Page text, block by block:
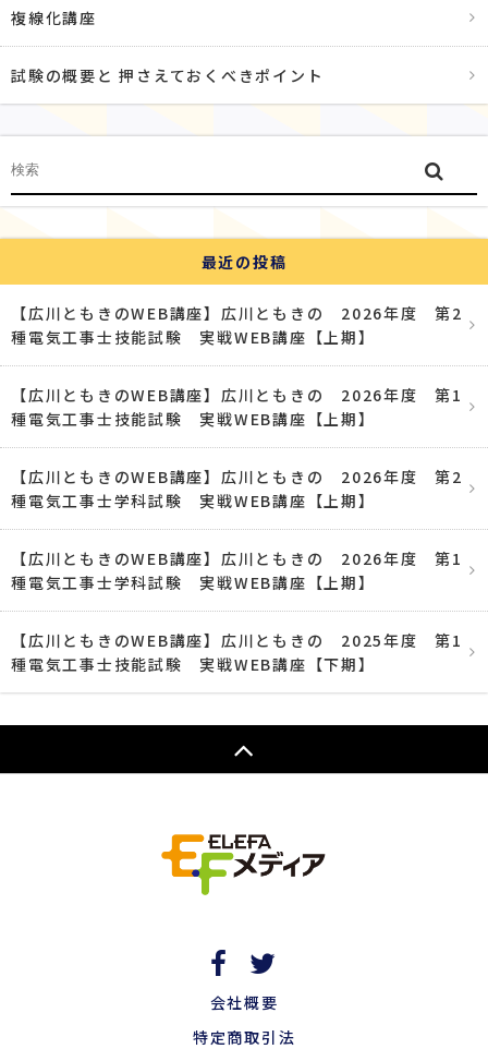
複線化講座
試験の概要と 押さえておくべきポイント
最近の投稿
【広川ともきのWEB講座】広川ともきの 2026年度 第2
種電気工事士技能試験 実戦WEB講座【上期】
【広川ともきのWEB講座】広川ともきの 2026年度 第1
種電気工事士技能試験 実戦WEB講座【上期】
【広川ともきのWEB講座】広川ともきの 2026年度 第2
種電気工事士学科試験 実戦WEB講座【上期】
【広川ともきのWEB講座】広川ともきの 2026年度 第1
種電気工事士学科試験 実戦WEB講座【上期】
【広川ともきのWEB講座】広川ともきの 2025年度 第1
種電気工事士技能試験 実戦WEB講座【下期】
会社概要
特定商取引法